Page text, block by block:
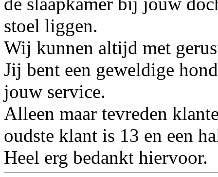
stoel liggen.
Wij kunnen altijd met
Jij bent een geweldige
jouw service.
Alleen maar tevreden
oudste klant is 13 en een
Heel erg bedankt hiervoor.